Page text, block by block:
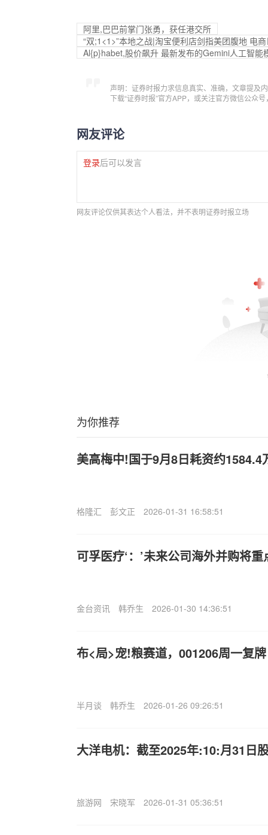
阿里,巴巴前掌门张勇，获任港交所
“双;1<1>”本地之战|淘宝便利店剑指美团腹地 电
Al{p}habet,股价飙升 最新发布的Gemini人工智能
声明：证券时报力求信息真实、准确，文章提及
下载“证券时报”官方APP，或关注官方微信公众
网友评论
登录后可以发言
网友评论仅供其表达个人看法，并不表明证券时报立场
为你推荐
美高梅中!国于9月8日耗资约1584.4
格隆汇 彭文正 2026-01-31 16:58:51
可孚医疗‘：’未来公司海外并购将
金台资讯 韩乔生 2026-01-30 14:36:51
布<局>宠!粮赛道，001206周一复牌
半月谈 韩乔生 2026-01-26 09:26:51
大洋电机：截至2025年:10:月31日
旅游网 宋晓军 2026-01-31 05:36:51